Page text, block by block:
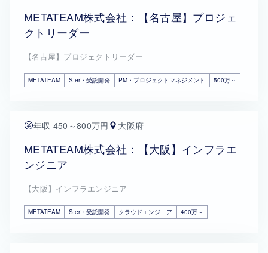
METATEAM株式会社：【名古屋】プロジェ
クトリーダー
【名古屋】プロジェクトリーダー
METATEAM SIer・受託開発 PM・プロジェクトマネジメント 500万～
年収 450～800万円 大阪府
METATEAM株式会社：【大阪】インフラエ
ンジニア
【大阪】インフラエンジニア
METATEAM SIer・受託開発 クラウドエンジニア 400万～